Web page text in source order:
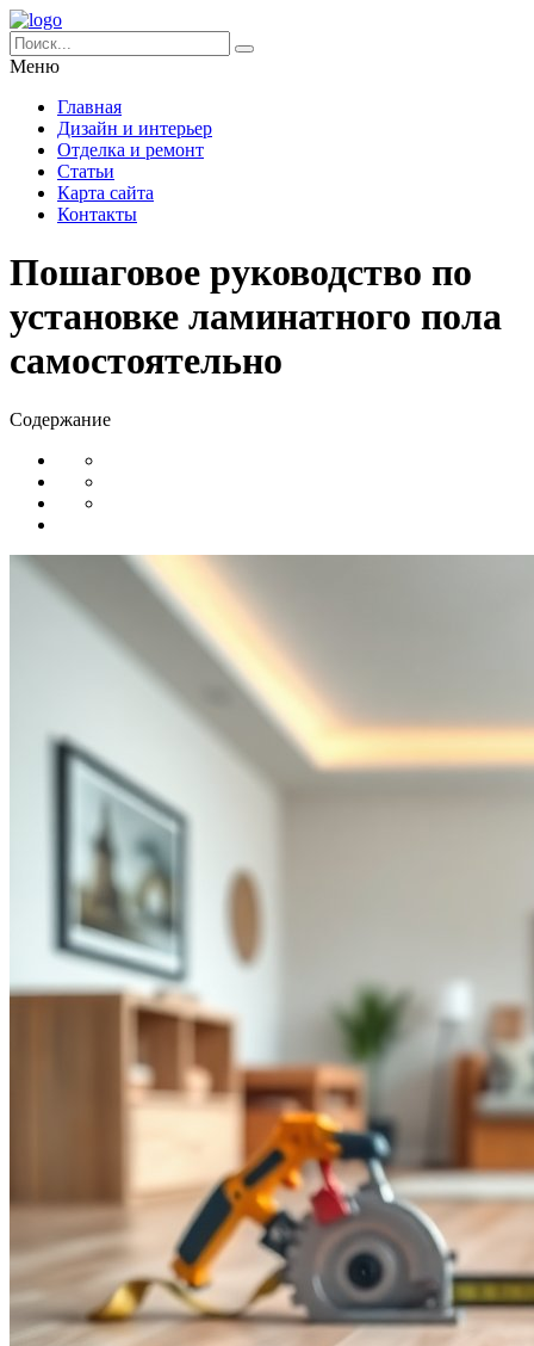
Меню
Главная
Дизайн и интерьер
Отделка и ремонт
Статьи
Карта сайта
Контакты
Пошаговое руководство по
установке ламинатного пола
самостоятельно
Содержание